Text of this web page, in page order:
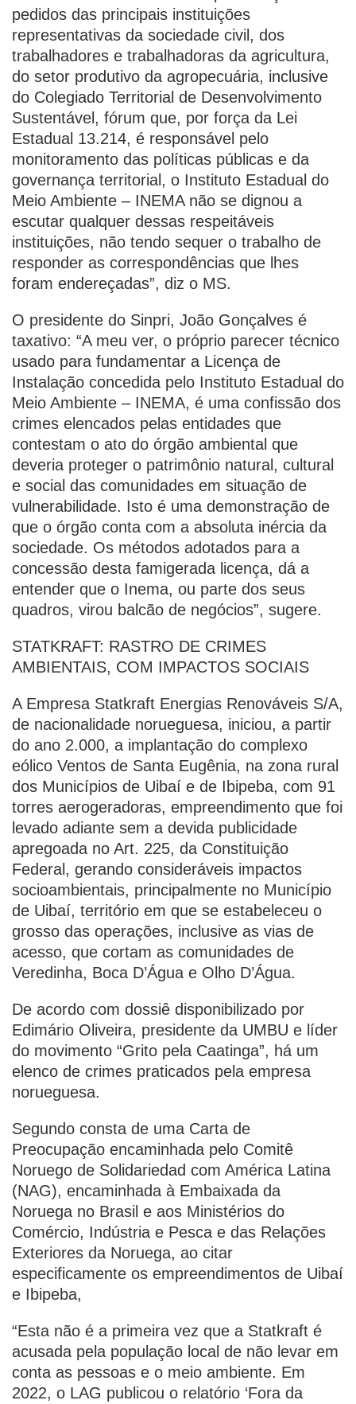
pedidos das principais instituições
representativas da sociedade civil, dos
trabalhadores e trabalhadoras da agricultura,
do setor produtivo da agropecuária, inclusive
do Colegiado Territorial de Desenvolvimento
Sustentável, fórum que, por força da Lei
Estadual 13.214, é responsável pelo
monitoramento das políticas públicas e da
governança territorial, o Instituto Estadual do
Meio Ambiente – INEMA não se dignou a
escutar qualquer dessas respeitáveis
instituições, não tendo sequer o trabalho de
responder as correspondências que lhes
foram endereçadas”, diz o MS.
O presidente do Sinpri, João Gonçalves é
taxativo: “A meu ver, o próprio parecer técnico
usado para fundamentar a Licença de
Instalação concedida pelo Instituto Estadual do
Meio Ambiente – INEMA, é uma confissão dos
crimes elencados pelas entidades que
contestam o ato do órgão ambiental que
deveria proteger o patrimônio natural, cultural
e social das comunidades em situação de
vulnerabilidade. Isto é uma demonstração de
que o órgão conta com a absoluta inércia da
sociedade. Os métodos adotados para a
concessão desta famigerada licença, dá a
entender que o Inema, ou parte dos seus
quadros, virou balcão de negócios”, sugere.
STATKRAFT: RASTRO DE CRIMES
AMBIENTAIS, COM IMPACTOS SOCIAIS
A Empresa Statkraft Energias Renováveis S/A,
de nacionalidade norueguesa, iniciou, a partir
do ano 2.000, a implantação do complexo
eólico Ventos de Santa Eugênia, na zona rural
dos Municípios de Uibaí e de Ibipeba, com 91
torres aerogeradoras, empreendimento que foi
levado adiante sem a devida publicidade
apregoada no Art. 225, da Constituição
Federal, gerando consideráveis impactos
socioambientais, principalmente no Município
de Uibaí, território em que se estabeleceu o
grosso das operações, inclusive as vias de
acesso, que cortam as comunidades de
Veredinha, Boca D’Água e Olho D’Água.
De acordo com dossiê disponibilizado por
Edimário Oliveira, presidente da UMBU e líder
do movimento “Grito pela Caatinga”, há um
elenco de crimes praticados pela empresa
norueguesa.
Segundo consta de uma Carta de
Preocupação encaminhada pelo Comitê
Noruego de Solidariedad com América Latina
(NAG), encaminhada à Embaixada da
Noruega no Brasil e aos Ministérios do
Comércio, Indústria e Pesca e das Relações
Exteriores da Noruega, ao citar
especificamente os empreendimentos de Uibaí
e Ibipeba,
“Esta não é a primeira vez que a Statkraft é
acusada pela população local de não levar em
conta as pessoas e o meio ambiente. Em
2022, o LAG publicou o relatório ‘Fora da